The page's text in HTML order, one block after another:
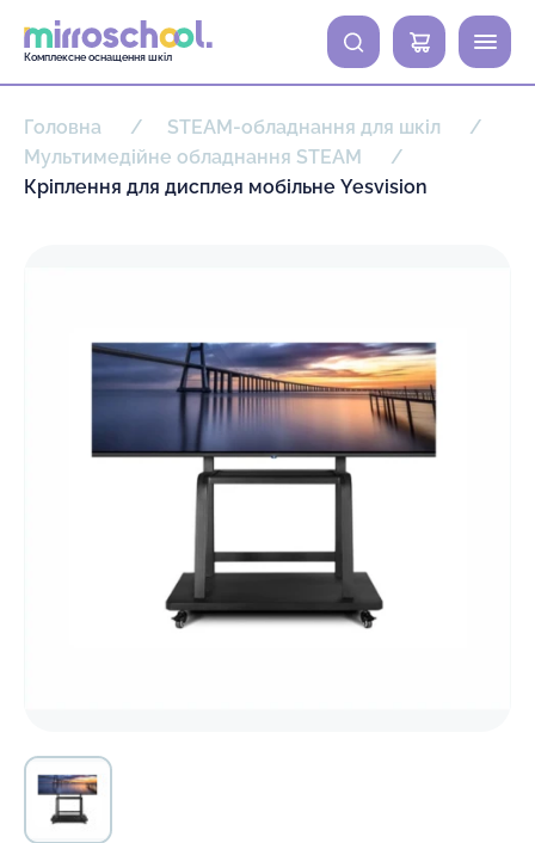
Комплексне оснащення шкіл
0
Головна
STEAM-обладнання для шкіл
Мультимедійне обладнання STEAM
Кріплення для дисплея мобільне Yesvision